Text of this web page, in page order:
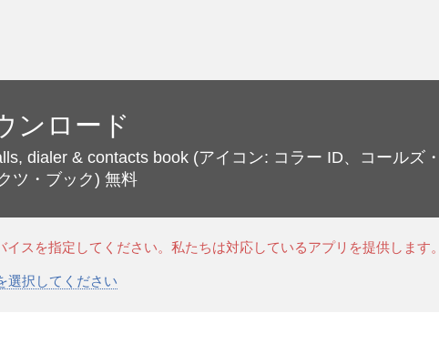
ンロード
dialer & contacts book (アイコン: コラー ID、コールズ
ツ・ブック) 無料
イスを指定してください。私たちは対応しているアプリを提供します。
選択してください